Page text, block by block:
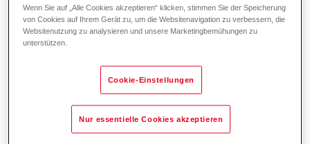
príplatky nad rámec ZP dohodnuté v
kolektívnej zmluve
Informácie o pracovnom mieste
Náplň práce, právomoci a
zodpovednosti
Wenn Sie auf „Alle Cookies akzeptieren“ klicken, stimmen Sie der Speicherung
von Cookies auf Ihrem Gerät zu, um die Websitenavigation zu verbessern, die
Websitenutzung zu analysieren und unsere Marketingbemühungen zu
unterstützen.
Cookie-Einstellungen
Nur essentielle Cookies akzeptieren